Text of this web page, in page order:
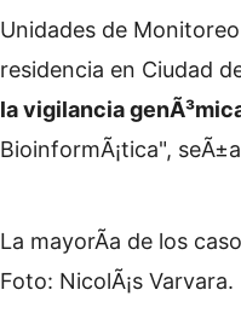
Unidades de
residencia en Ciudad
la vigilancia
BioinformÃ¡tica",
La mayorÃ­a de los
Foto: NicolÃ¡s Varvara.